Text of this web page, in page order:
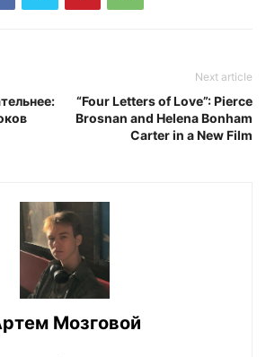
Next article
“Four Letters of Love”: Pierce
Brosnan and Helena Bonham
Carter in a New Film
Мозговой